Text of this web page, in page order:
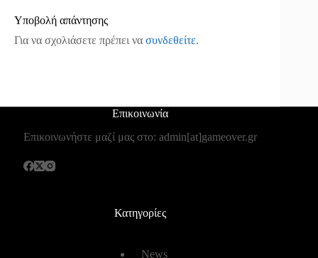
Υποβολή απάντησης
Για να σχολιάσετε πρέπει να συνδεθείτε.
Επικοινωνία
Επικοινωνήστε μαζί μας στο: admin[at]gameover.gr
Κατηγορίες
News